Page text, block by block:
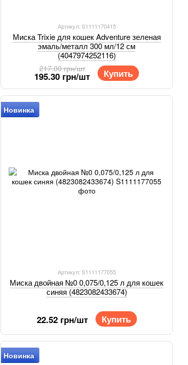
Артикул: S1111170415
Миска Trixie для кошек Adventure зеленая
эмаль/металл 300 мл/12 см
(4047974252116)
217.00 грн/шт
195.30 грн/шт Купить
Новинка
Артикул: S1111177055
Миска двойная №0 0,075/0,125 л для кошек
синяя (4823082433674)
22.52 грн/шт Купить
Новинка